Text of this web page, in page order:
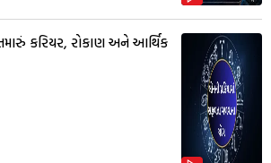
કરિયર, રોકાણ અને આર્થિક